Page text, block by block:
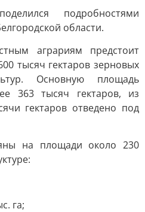
подробностями
области.
аграриям предстоит
тысяч гектаров зерновых
Основную площадь
363 тысяч гектаров, из
гектаров отведено под
на площади около 230
га;